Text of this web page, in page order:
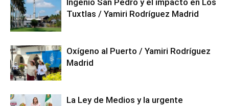
Ingenio San Pedro y el impacto en Los
Tuxtlas / Yamiri Rodríguez Madrid
Oxígeno al Puerto / Yamiri Rodríguez
Madrid
La Ley de Medios y la urgente